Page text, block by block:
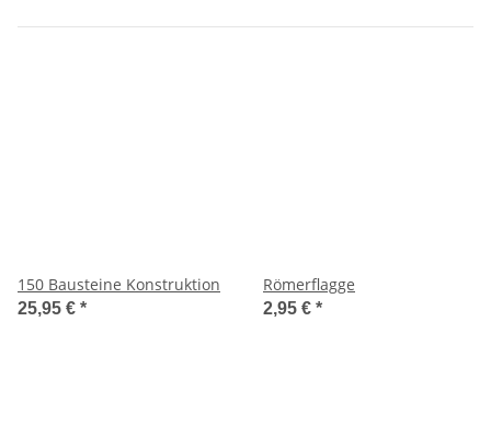
150 Bausteine Konstruktion
25,95 € *
Römerflagge
2,95 € *